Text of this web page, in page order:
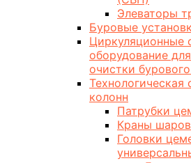
Элеваторы
Буровые
Циркуляционные
оборудование
очистки
Технологическая
колонн
Патрубки
Краны
Головки